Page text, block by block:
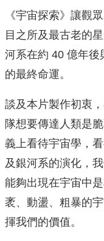
《宇宙探索》讓觀
目之所及最古老的
河系在約 40 億年後
的最終命運。
談及本片製作初衷
隊想要傳達人類是
義上看待宇宙學，
及銀河系的演化，
能夠出現在宇宙中
袤、動盪、粗暴的
揮我們的價值。